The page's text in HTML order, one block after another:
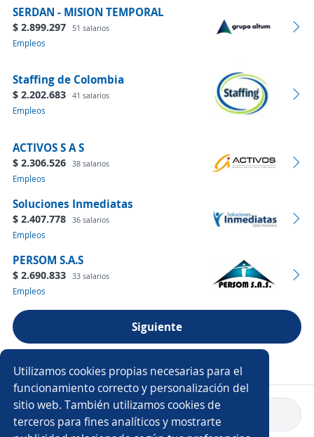
Utilizamos cookies propias necesarias para el
funcionamiento correcto y personalización del
sitio web. También utilizamos cookies de
terceros para fines analíticos y mostrarte
SERDAN - MISION TEMPORAL
$ 2.899.297 51 salarios
Empleos
Staffing de Colombia
$ 2.202.683 41 salarios
Empleos
ACTIVOS S A S
$ 2.306.526 38 salarios
Empleos
Soluciones Inmediatas
$ 2.407.778 36 salarios
Empleos
PERSOM S.A.S
$ 2.690.833 33 salarios
Empleos
Siguiente
Ver más empresas
Volver a inicio